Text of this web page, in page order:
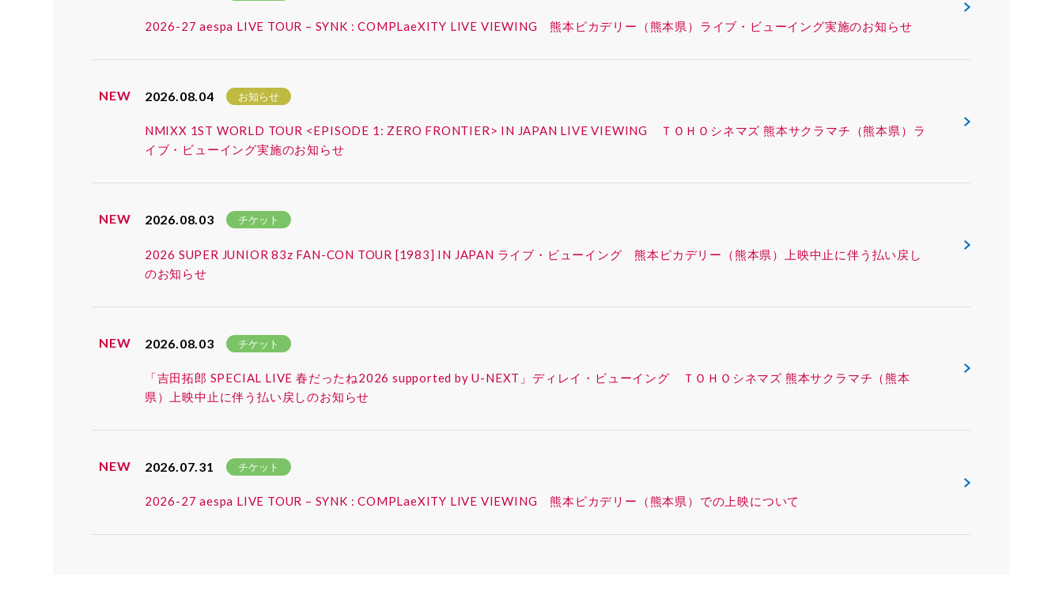
2026-27 aespa LIVE TOUR – SYNK : COMPLaeXITY LIVE VIEWING 熊本ピカデリー（熊本県）ライブ・ビューイング実施のお知らせ
NEW 2026.08.04 お知らせ
NMIXX 1ST WORLD TOUR <EPISODE 1: ZERO FRONTIER> IN JAPAN LIVE VIEWING ＴＯＨＯシネマズ 熊本サクラマチ（熊本県）ラ
イブ・ビューイング実施のお知らせ
NEW 2026.08.03 チケット
2026 SUPER JUNIOR 83z FAN-CON TOUR [1983] IN JAPAN ライブ・ビューイング 熊本ピカデリー（熊本県）上映中止に伴う払い戻し
のお知らせ
NEW 2026.08.03 チケット
「吉田拓郎 SPECIAL LIVE 春だったね2026 supported by U-NEXT」ディレイ・ビューイング ＴＯＨＯシネマズ 熊本サクラマチ（熊本
県）上映中止に伴う払い戻しのお知らせ
NEW 2026.07.31 チケット
2026-27 aespa LIVE TOUR – SYNK : COMPLaeXITY LIVE VIEWING 熊本ピカデリー（熊本県）での上映について